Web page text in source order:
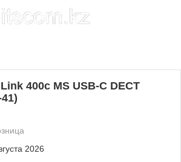
400c MS USB-C DECT
2026